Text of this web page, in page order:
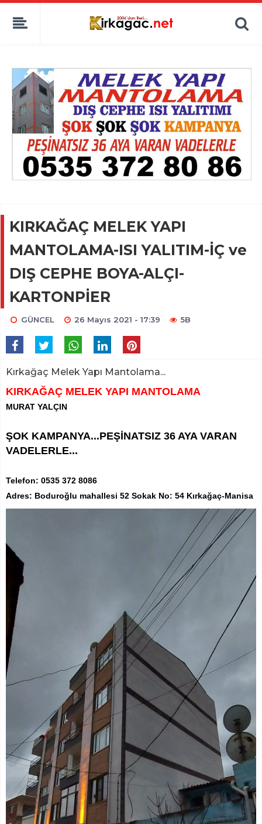
KIRKAĞAÇ MELEK YAPI
MANTOLAMA-ISI YALITIM-İÇ ve
DIŞ CEPHE BOYA-ALÇI-
KARTONPİER
GÜNCEL 26 Mayıs 2021 - 17:39 5B
Kırkağaç Melek Yapı Mantolama...
KIRKAĞAÇ MELEK YAPI MANTOLAMA
MURAT YALÇIN
ŞOK KAMPANYA...PEŞİNATSIZ 36 AYA VARAN
VADELERLE...
Telefon: 0535 372 8086
Adres: Boduroğlu mahallesi 52 Sokak No: 54 Kırkağaç-Manisa